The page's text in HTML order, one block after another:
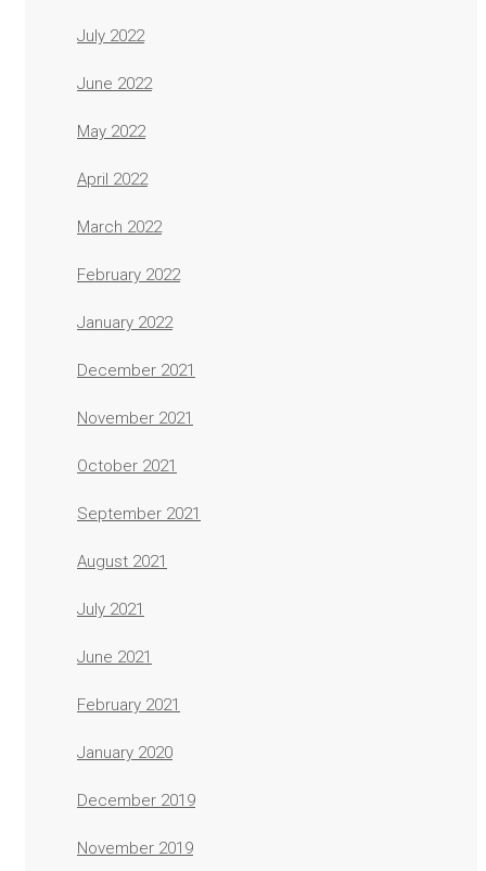
July 2022
June 2022
May 2022
April 2022
March 2022
February 2022
January 2022
December 2021
November 2021
October 2021
September 2021
August 2021
July 2021
June 2021
February 2021
January 2020
December 2019
November 2019